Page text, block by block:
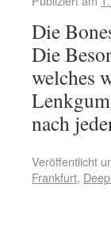
Die
Die
welches
nach
Veröffentlicht
Frankfurt,